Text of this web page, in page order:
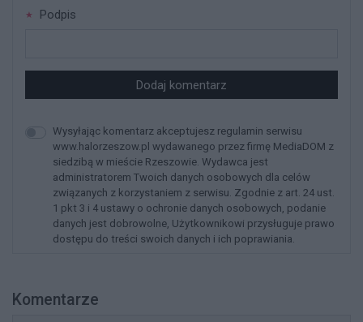
Podpis
Dodaj komentarz
Wysyłając komentarz akceptujesz regulamin serwisu
www.halorzeszow.pl wydawanego przez firmę MediaDOM z
siedzibą w mieście Rzeszowie. Wydawca jest
administratorem Twoich danych osobowych dla celów
związanych z korzystaniem z serwisu. Zgodnie z art. 24 ust.
1 pkt 3 i 4 ustawy o ochronie danych osobowych, podanie
danych jest dobrowolne, Użytkownikowi przysługuje prawo
dostępu do treści swoich danych i ich poprawiania.
Komentarze